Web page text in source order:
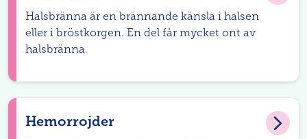
Halsbränna är en brännande känsla i halsen
eller i bröstkorgen. En del får mycket ont av
halsbränna.
Hemorrojder